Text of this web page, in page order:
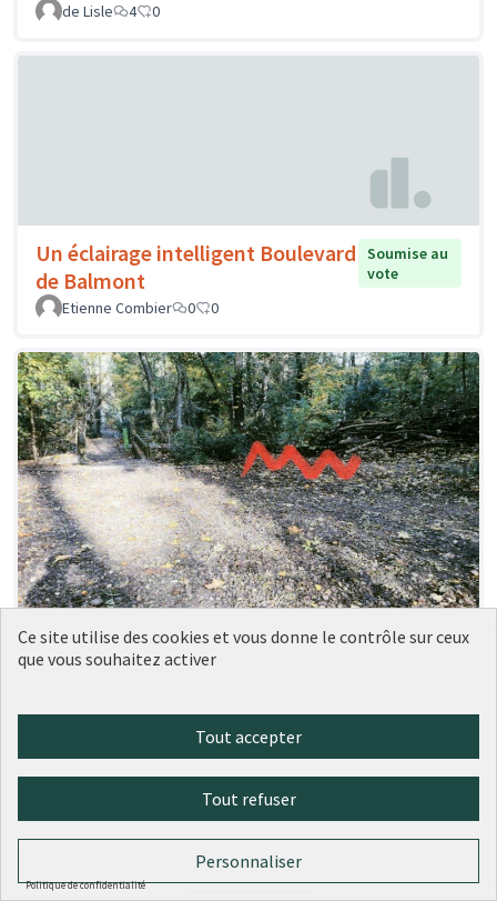
de Lisle
4 0
Un éclairage intelligent Boulevard
de Balmont
Soumise au
vote
Etienne Combier
0 0
Un banc Parc de la Garde
(5ème)
Soumise au
Ce site utilise des cookies et vous donne le contrôle sur ceux
que vous souhaitez activer
Tout accepter
Tout refuser
Personnaliser
Politique de confidentialité